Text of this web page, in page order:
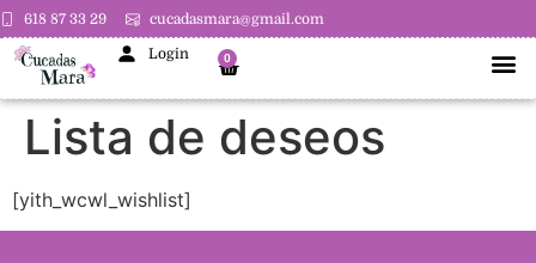
618 87 33 29 cucadasmara@gmail.com
Login 0
Lista de deseos
[yith_wcwl_wishlist]